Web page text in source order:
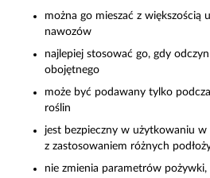
można go mieszać z większością
nawozów
najlepiej stosować go, gdy
obojętnego
może być podawany tylko
roślin
jest bezpieczny w użytkowaniu
z zastosowaniem różnych
nie zmienia parametrów